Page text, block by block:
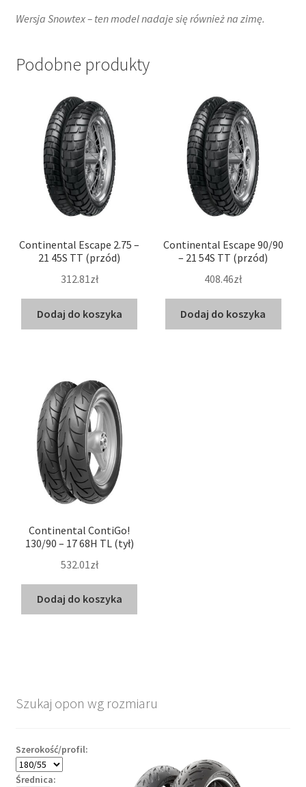
Wersja Snowtex – ten model nadaje się również na zimę.
Podobne produkty
Continental Escape 2.75 –
21 45S TT (przód)
312.81zł
Dodaj do koszyka
Continental Escape 90/90
– 21 54S TT (przód)
408.46zł
Dodaj do koszyka
Continental ContiGo!
130/90 – 17 68H TL (tył)
532.01zł
Dodaj do koszyka
Szukaj opon wg rozmiaru
Szerokość/profil:
Średnica: